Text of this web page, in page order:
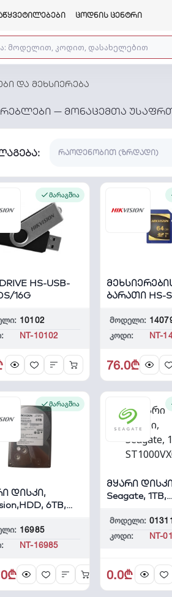
ცოდნის ცენტრი
და მეხსიერება
— მონაცემთა
მარაგშია
HS-USB-
16G
10102
NT-10102
ბარათი HS-
მოდელი:
კოდი:
NT-
76.0₾
მარაგშია
დისკი,
6TB,
16985
NT-16985
მყარი
Seagate, 1TB,
მოდელი:
კოდი:
NT-
0.0₾